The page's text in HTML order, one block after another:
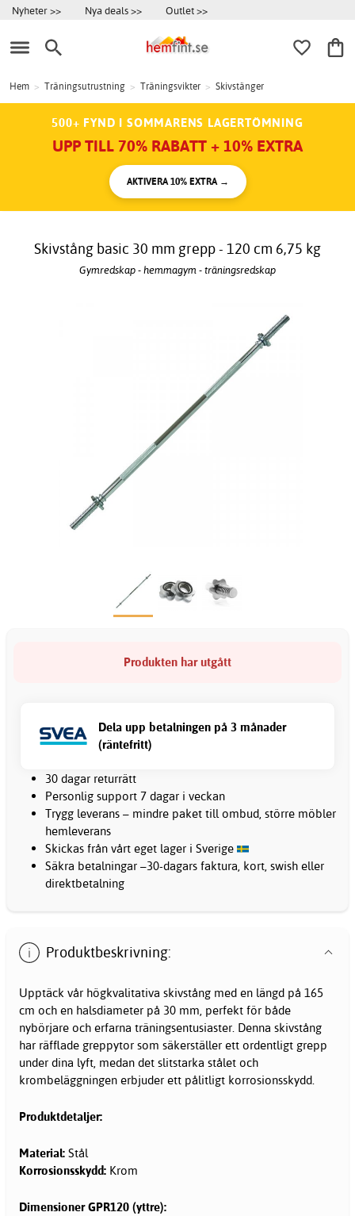
Nyheter >> Nya deals >> Outlet >>
Hem > Träningsutrustning > Träningsvikter > Skivstänger
500+ FYND I SOMMARENS LAGERTÖMNING
UPP TILL 70% RABATT + 10% EXTRA
AKTIVERA 10% EXTRA →
Skivstång basic 30 mm grepp - 120 cm 6,75 kg
Gymredskap - hemmagym - träningsredskap
Produkten har utgått
Dela upp betalningen på 3 månader
(räntefritt)
30 dagar returrätt
Personlig support 7 dagar i veckan
Trygg leverans – mindre paket till ombud, större möbler
hemleverans
Skickas från vårt eget lager i Sverige
Säkra betalningar –30-dagars faktura, kort, swish eller
direktbetalning
Produktbeskrivning:
Upptäck vår högkvalitativa skivstång med en längd på 165
cm och en halsdiameter på 30 mm, perfekt för både
nybörjare och erfarna träningsentusiaster. Denna skivstång
har räfflade greppytor som säkerställer ett ordentligt grepp
under dina lyft, medan det slitstarka stålet och
krombeläggningen erbjuder ett pålitligt korrosionsskydd.
Produktdetaljer:
Material: Stål
Korrosionsskydd: Krom
Dimensioner GPR120 (yttre):